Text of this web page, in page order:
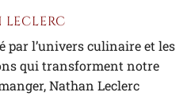
par l’univers culinaire et les
qui transforment notre
Nathan Leclerc